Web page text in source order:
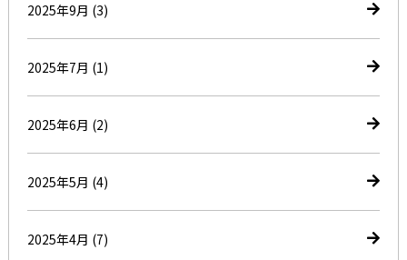
2025年9月 (3)
2025年7月 (1)
2025年6月 (2)
2025年5月 (4)
2025年4月 (7)